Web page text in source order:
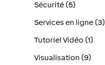
Sécurité (5)
Services en ligne (3)
Tutoriel Vidéo (1)
Visualisation (9)